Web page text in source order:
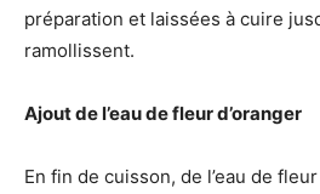
préparation et laissées à cuire
ramollissent.
Ajout de l’eau de fleur d’oranger
En fin de cuisson, de l’eau de